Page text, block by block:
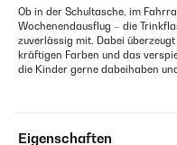
Ob in der Schultasche, im
Wochenendausflug – die
zuverlässig mit. Dabei
kräftigen Farben und das
die Kinder gerne dabeihaben
Eigenschaften